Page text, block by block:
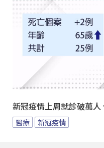
新冠疫情上周就診破萬人
醫療 新冠疫情